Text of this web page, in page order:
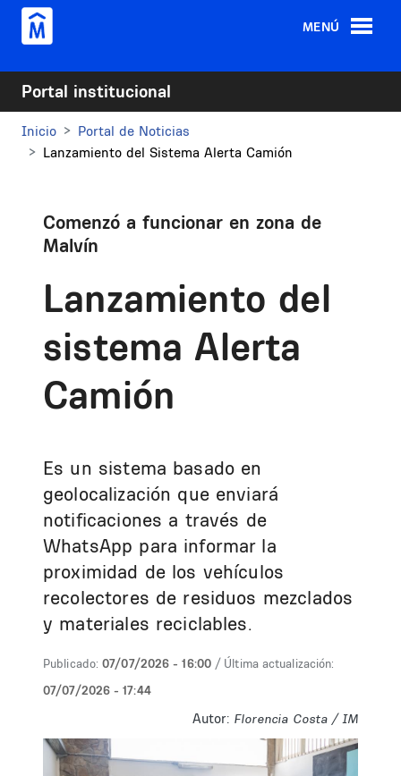
Pasar al contenido principal
MENÚ
Portal institucional
Inicio
Portal de Noticias
Lanzamiento del Sistema Alerta Camión
Comenzó a funcionar en zona de
Malvín
Lanzamiento del
sistema Alerta
Camión
Es un sistema basado en
geolocalización que enviará
notificaciones a través de
WhatsApp para informar la
proximidad de los vehículos
recolectores de residuos mezclados
y materiales reciclables.
Publicado: 07/07/2026 - 16:00 / Última actualización:
07/07/2026 - 17:44
Autor: Florencia Costa / IM